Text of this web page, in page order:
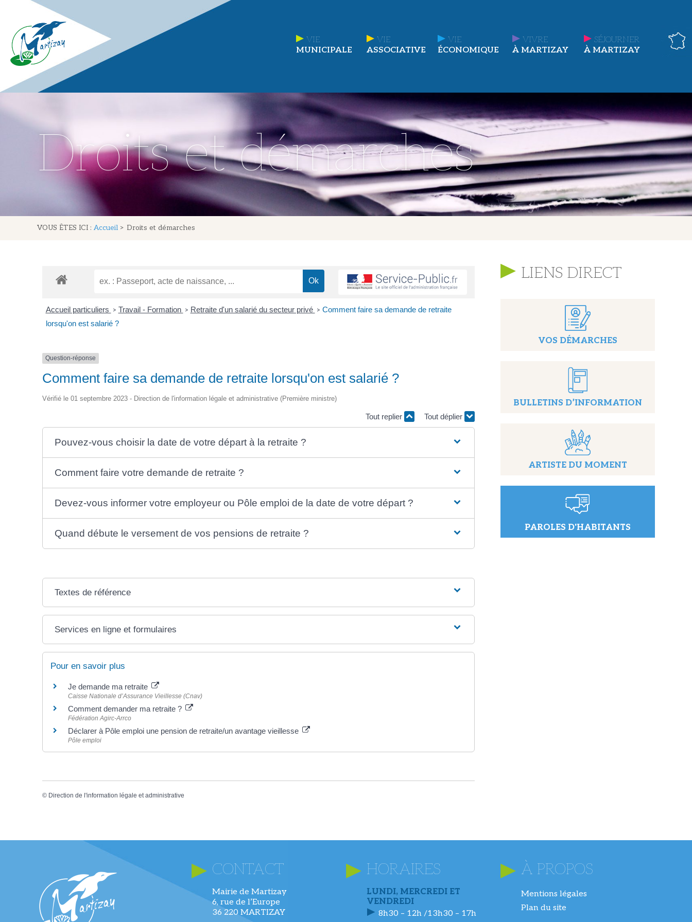
VIE
MUNICIPALE
VIE
ASSOCIATIVE
VIE
ÉCONOMIQUE
VIVRE
À MARTIZAY
SÉJOURNER
À MARTIZAY
Droits et démarches
VOUS ÊTES ICI : Accueil > Droits et démarches
Accueil particuliers > Travail - Formation > Retraite d'un salarié du secteur privé > Comment faire sa demande de retraite
lorsqu'on est salarié ?
Question-réponse
Comment faire sa demande de retraite lorsqu'on est salarié ?
Vérifié le 01 septembre 2023 - Direction de l'information légale et administrative (Première ministre)
Tout replier Tout déplier
Pouvez-vous choisir la date de votre départ à la retraite ?
Comment faire votre demande de retraite ?
Devez-vous informer votre employeur ou Pôle emploi de la date de votre départ ?
Quand débute le versement de vos pensions de retraite ?
Textes de référence
Services en ligne et formulaires
Pour en savoir plus
Je demande ma retraite
Caisse Nationale d’Assurance Vieillesse (Cnav)
Comment demander ma retraite ?
Fédération Agirc-Arrco
Déclarer à Pôle emploi une pension de retraite/un avantage vieillesse
Pôle emploi
© Direction de l'information légale et administrative
LIENS DIRECT
VOS DÉMARCHES
BULLETINS D’INFORMATION
ARTISTE DU MOMENT
PAROLES D'HABITANTS
CONTACT
Mairie de Martizay
6, rue de l’Europe
36 220 MARTIZAY
HORAIRES
LUNDI, MERCREDI ET
VENDREDI
8h30 – 12h /13h30 – 17h
À PROPOS
Mentions légales
Plan du site